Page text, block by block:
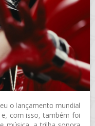
o lançamento mundial
com isso, também foi